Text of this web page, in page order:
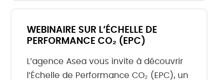
WEBINAIRE SUR L’ÉCHELLE DE
PERFORMANCE CO₂ (EPC)
L’agence Asea vous invite à découvrir
l’Échelle de Performance CO₂ (EPC), un